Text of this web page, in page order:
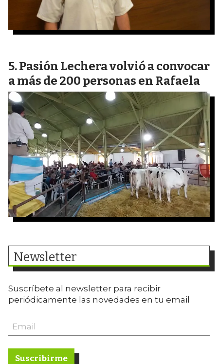
Pasión Lechera volvió a convocar
a más de 200 personas en Rafaela
Newsletter
Suscríbete al newsletter para recibir
periódicamente las novedades en tu email
Suscribirme